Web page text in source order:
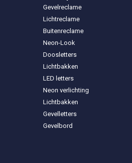
Gevelreclame
Lichtreclame
Buitenreclame
Neon-Look
Doosletters
Lichtbakken
LED letters
Neon verlichting
Lichtbakken
Gevelletters
Gevelbord